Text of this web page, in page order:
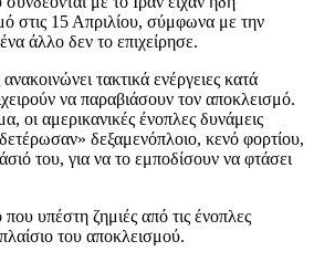
στις 15 Απριλίου, σύμφωνα με την
άλλο δεν το επιχείρησε.
τακτικά ενέργειες κατά
να παραβιάσουν τον αποκλεισμό.
οι αμερικανικές ένοπλες δυνάμεις
δεξαμενόπλοιο, κενό φορτίου,
του, για να το εμποδίσουν να φτάσει
υπέστη ζημιές από τις ένοπλες
του αποκλεισμού.